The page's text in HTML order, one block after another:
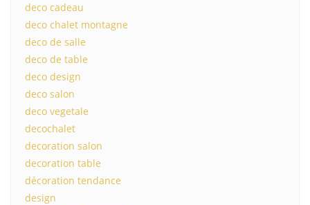
deco cadeau
deco chalet montagne
deco de salle
deco de table
deco design
deco salon
deco vegetale
decochalet
decoration salon
decoration table
décoration tendance
design